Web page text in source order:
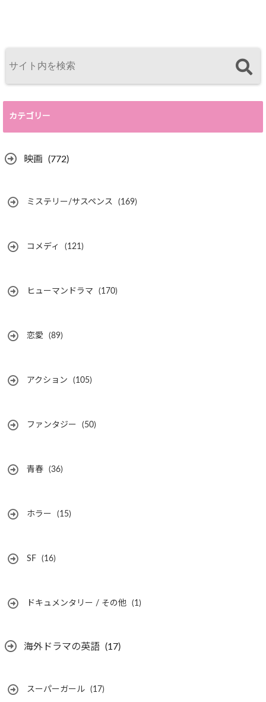
カテゴリー
映画 (772)
ミステリー/サスペンス (169)
コメディ (121)
ヒューマンドラマ (170)
恋愛 (89)
アクション (105)
ファンタジー (50)
青春 (36)
ホラー (15)
SF (16)
ドキュメンタリー / その他 (1)
海外ドラマの英語 (17)
スーパーガール (17)